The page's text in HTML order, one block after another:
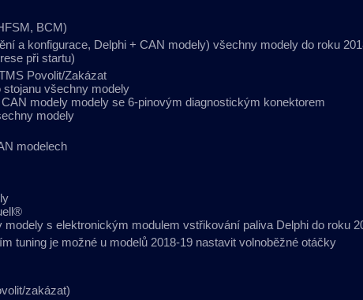
BCM)
a konfigurace, Delphi + CAN modely) všechny modely do roku
při startu)
Povolit/Zakázat
všechny modely
modely modely se 6-pinovým diagnostickým konektorem
modely
modelech
s elektronickým modulem vstřikování paliva Delphi do roku
tuning je možné u modelů 2018-19 nastavit volnoběžné otáčky
zakázat)